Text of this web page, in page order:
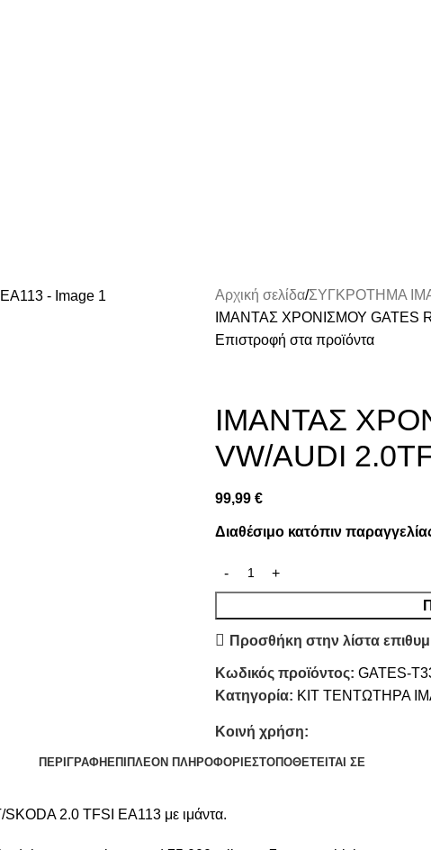
Αρχική σελίδα ΣΥΓΚΡΟΤΗΜΑ
ΙΜΑΝΤΑΣ ΧΡΟΝΙΣΜΟΥ GATES
Επιστροφή στα προϊόντα
ΙΜΑΝΤΑΣ
VW/AUDI
99,99 €
Διαθέσιμο κατόπιν
Προσθήκη στην λίστα
Κωδικός προϊόντος: GATES-
Κατηγορία: ΚΙΤ ΤΕΝΤΩΤΗΡΑ
Κοινή χρήση:
ΠΕΡΙΓΡΑΦΉ ΕΠΙΠΛΈΟΝ ΠΛΗΡΟΦΟΡΊΕΣΤΟΠΟΘΕΤΕΊΤΑΙ ΣΕ
2.0 TFSI EA113 με ιμάντα.